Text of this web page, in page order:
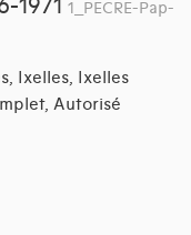
1971 1_PECRE-Pap-
Ixelles, Ixelles
Autorisé